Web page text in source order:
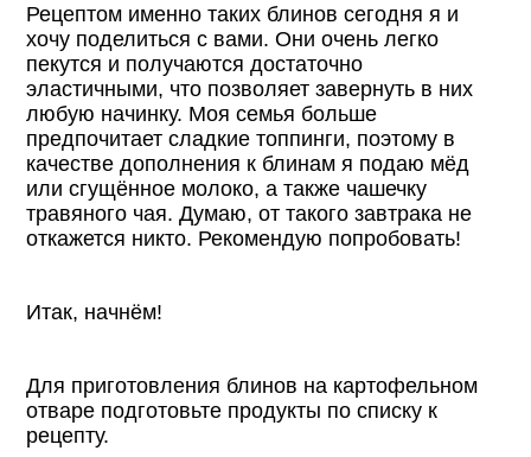
Рецептом именно таких блинов сегодня я и
хочу поделиться с вами. Они очень легко
пекутся и получаются достаточно
эластичными, что позволяет завернуть в них
любую начинку. Моя семья больше
предпочитает сладкие топпинги, поэтому в
качестве дополнения к блинам я подаю мёд
или сгущённое молоко, а также чашечку
травяного чая. Думаю, от такого завтрака не
откажется никто. Рекомендую попробовать!
Итак, начнём!
Для приготовления блинов на картофельном
отваре подготовьте продукты по списку к
рецепту.